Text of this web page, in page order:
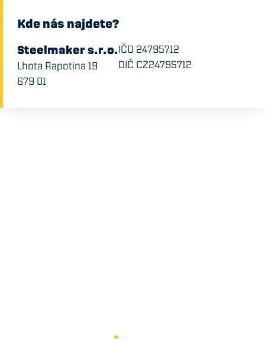
Kde nás najdete?
Steelmaker s.r.o.
Lhota Rapotina 19
679 01
IČO 24795712
DIČ CZ24795712